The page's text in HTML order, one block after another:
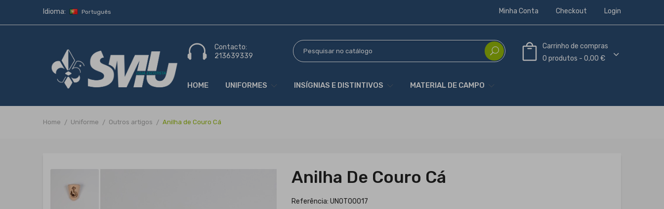
Idioma: Português Minha Conta Checkout Login
Carrinho de compras
0 produtos - 0,00 €
Contacto:
213639339
HOME UNIFORMES INSÍGNIAS E DISTINTIVOS MATERIAL DE CAMPO
Home Uniforme Outros artigos Anilha de Couro Cá
Anilha De Couro Cá
Referência: UNOT00017